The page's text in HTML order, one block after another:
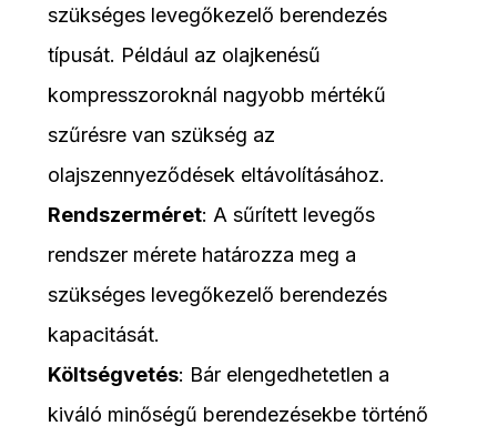
szükséges levegőkezelő berendezés
típusát. Például az olajkenésű
kompresszoroknál nagyobb mértékű
szűrésre van szükség az
olajszennyeződések eltávolításához.
Rendszerméret: A sűrített levegős
rendszer mérete határozza meg a
szükséges levegőkezelő berendezés
kapacitását.
Költségvetés: Bár elengedhetetlen a
kiváló minőségű berendezésekbe történő